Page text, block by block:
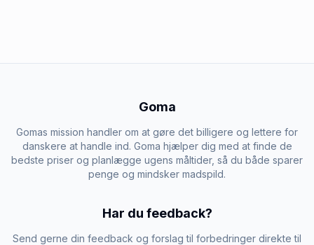
Goma
Gomas mission handler om at gøre det billigere og lettere for
danskere at handle ind. Goma hjælper dig med at finde de
bedste priser og planlægge ugens måltider, så du både sparer
penge og mindsker madspild.
Har du feedback?
Send gerne din feedback og forslag til forbedringer direkte til